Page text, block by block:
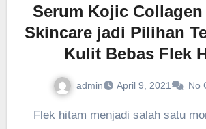
Serum Kojic
Skincare jadi Pilihan
Kulit Bebas Flek
admin April 9, 2021 No
Flek hitam menjadi salah satu momok terbesar